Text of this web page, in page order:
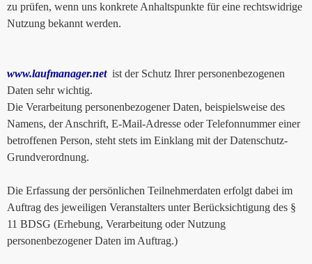
zu prüfen, wenn uns konkrete Anhaltspunkte für eine rechtswidrige
Nutzung bekannt werden.
www.laufmanager.netist der Schutz Ihrer personenbezogenen
Daten sehr wichtig.
Die Verarbeitung personenbezogener Daten, beispielsweise des
Namens, der Anschrift, E-Mail-Adresse oder Telefonnummer einer
betroffenen Person, steht stets im Einklang mit der Datenschutz-
Grundverordnung.
Die Erfassung der persönlichen Teilnehmerdaten erfolgt dabei im
Auftrag des jeweiligen Veranstalters unter Berücksichtigung des §
11 BDSG (Erhebung, Verarbeitung oder Nutzung
personenbezogener Daten im Auftrag.)